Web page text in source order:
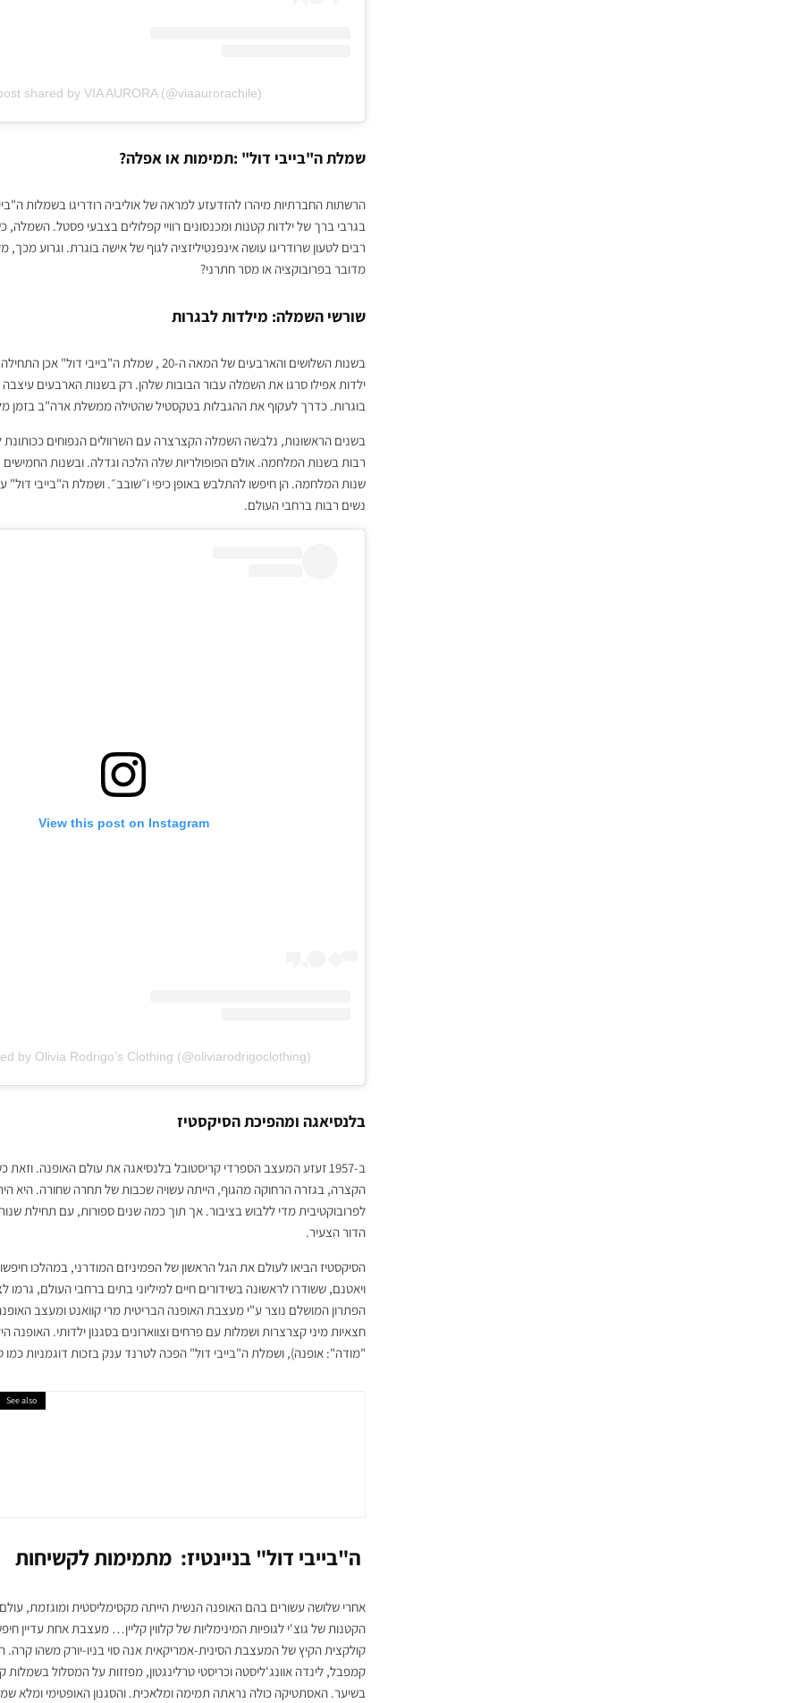
shared by VIA AURORA (@viaaurorachile)
שמלת ה"בייבי דול" :תמימות או אפלה?
הרשתות החברתיות מיהרו להזדעזע למראה של אוליביה רודריגו בשמלות
בגרבי ברך של ילדות קטנות ומכנסונים רוויי קפלולים בצבעי פסטל.
רבים לטעון שרודריגו עושה אינפנטיליזציה לגוף של אישה בוגרת. וגרוע
מדובר בפרובוקציה או מסר חתרני?
שורשי השמלה: מילדות לבגרות
בשנות השלושים והארבעים של המאה ה-20 ,
ילדות אפילו סרגו את השמלה עבור הבובות שלהן. רק בשנות הארבעים
בוגרות. כדרך לעקוף את ההגבלות בטקסטיל שהטילה ממשלת ארה"ב בזמן
בשנים הראשונות, נלבשה השמלה הקצרצרה עם השרוולים הנפוחים ככותונת
רבות בשנות המלחמה. אולם הפופולריות שלה הלכה וגדלה. ובשנות
שנות המלחמה. הן חיפשו להתלבש באופן כיפי ו״שובב״. ושמלת ה"בייבי
נשים רבות ברחבי העולם.
View this post on Instagram
by Olivia Rodrigo’s Clothing (@oliviarodrigoclothing)
בלנסיאגה ומהפיכת הסיקסטיז
ב-1957 זעזע המעצב הספרדי קריסטובל בלנסיאגה את עולם האופנה.
הקצרה, בגזרה הרחוקה מהגוף, הייתה עשויה שכבות של תחרה שחורה. היא
לפרובוקטיבית מדי ללבוש בציבור. אך תוך כמה שנים ספורות, עם תחילת
הדור הצעיר.
הסיקסטיז הביאו לעולם את הגל הראשון של הפמיניזם המודרני, במהלכו
ויאטנם, ששודרו לראשונה בשידורים חיים למיליוני בתים ברחבי העולם,
הפתרון המושלם נוצר ע"י מעצבת האופנה הבריטית מרי קוואנט ומעצב
חצאיות מיני קצרצרות ושמלות עם פרחים וצווארונים בסגנון ילדותי.
"מודה": אופנה), ושמלת ה"בייבי דול" הפכה לטרנד ענק בזכות דוגמניות כמו
See also
ה"בייבי דול" בניינטיז: מתמימות לקשיחות
אחרי שלושה עשורים בהם האופנה הנשית הייתה מקסימליסטית ומוגזמת,
קולקצית הקיץ של המעצבת הסינית-אמריקאית אנה סוי בניו-יורק משהו
קמפבל, לינדה אוונג'ליסטה וכריסטי טרלינגטון, מפזזות על המסלול
בשיער. האסתטיקה כולה נראתה תמימה ומלאכית. והסגנון האופטימי ומלא